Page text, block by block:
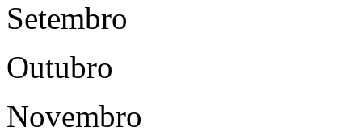
Setembro
Outubro
Novembro